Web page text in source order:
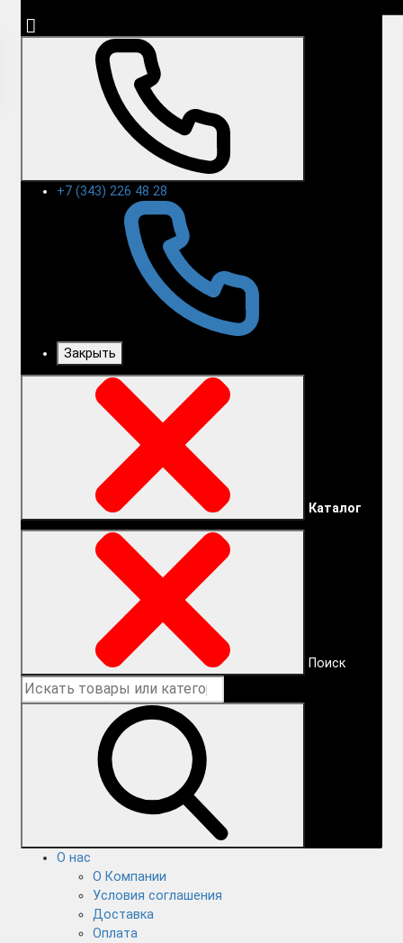
+7 (343) 226 48 28
Закрыть
Каталог
Поиск
О нас
О Компании
Условия соглашения
Доставка
Оплата